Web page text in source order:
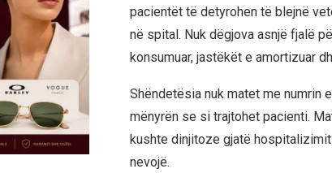
pacientët të detyrohen të blejnë
në spital. Nuk dëgjova asnjë fjalë
konsumuar, jastëkët e amortizuar
Shëndetësia nuk matet me numrin
mënyrën se si trajtohet pacienti.
kushte dinjitoze gjatë
nevojë.